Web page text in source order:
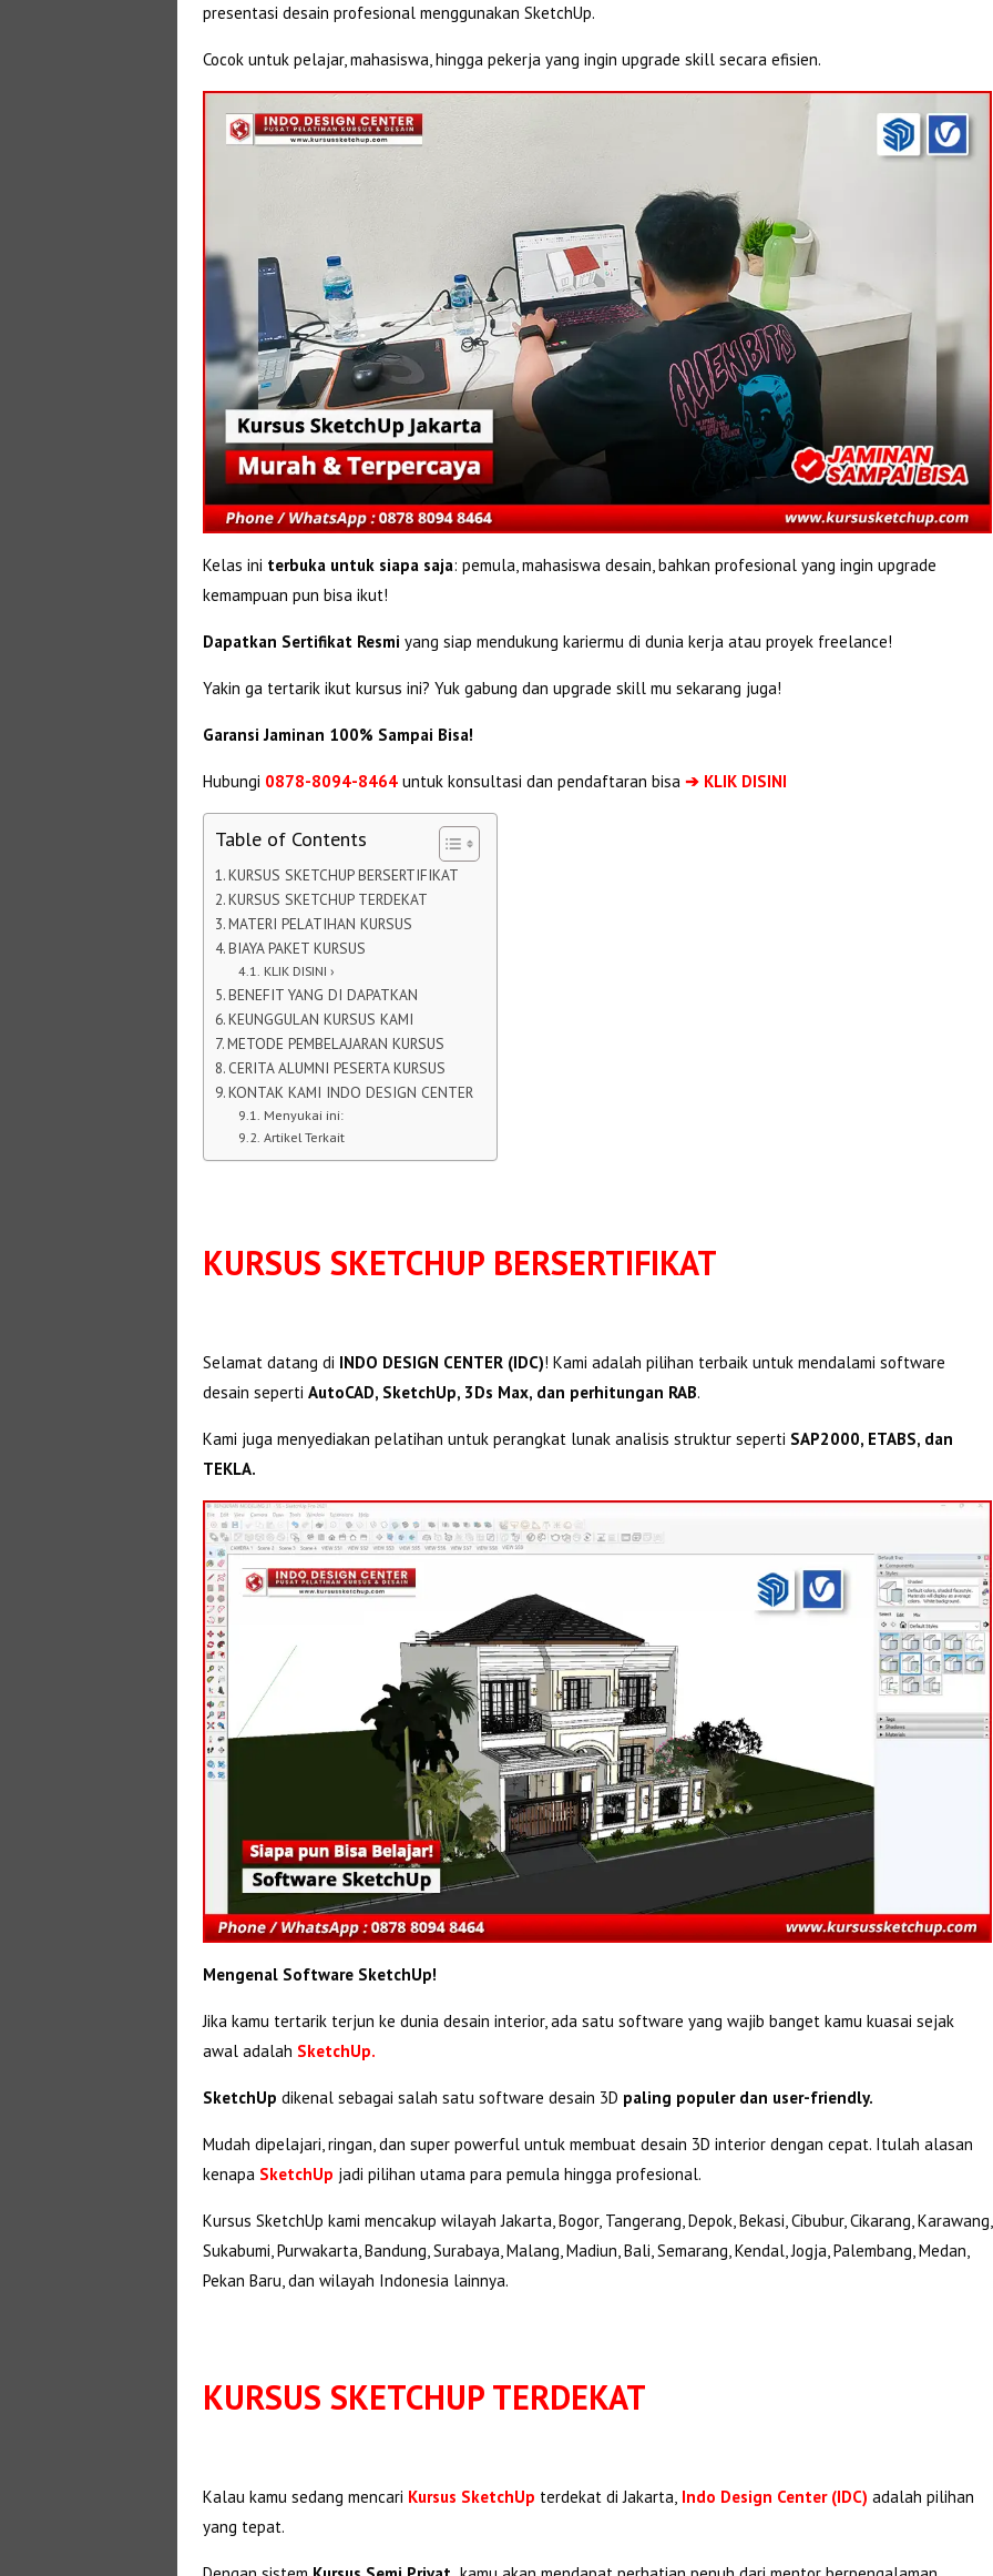
presentasi desain profesional menggunakan SketchUp.
Cocok untuk pelajar, mahasiswa, hingga pekerja yang ingin upgrade skill secara efisien.
Kelas ini terbuka untuk siapa saja: pemula, mahasiswa desain, bahkan profesional yang ingin upgrade
kemampuan pun bisa ikut!
Dapatkan Sertifikat Resmi yang siap mendukung kariermu di dunia kerja atau proyek freelance!
Yakin ga tertarik ikut kursus ini? Yuk gabung dan upgrade skill mu sekarang juga!
Garansi Jaminan 100% Sampai Bisa!
Hubungi 0878-8094-8464untuk konsultasi dan pendaftaran bisa ➔ KLIK DISINI
Table of Contents
KURSUS SKETCHUP BERSERTIFIKAT
KURSUS SKETCHUP TERDEKAT
MATERI PELATIHAN KURSUS
BIAYA PAKET KURSUS
KLIK DISINI ›
BENEFIT YANG DI DAPATKAN
KEUNGGULAN KURSUS KAMI
METODE PEMBELAJARAN KURSUS
CERITA ALUMNI PESERTA KURSUS
KONTAK KAMI INDO DESIGN CENTER
Menyukai ini:
Artikel Terkait
KURSUS SKETCHUP BERSERTIFIKAT
Selamat datang di INDO DESIGN CENTER (IDC)! Kami adalah pilihan terbaik untuk mendalami software
desain seperti AutoCAD, SketchUp, 3Ds Max, dan perhitungan RAB.
Kami juga menyediakan pelatihan untuk perangkat lunak analisis struktur seperti SAP2000, ETABS, dan
TEKLA.
Mengenal Software SketchUp!
Jika kamu tertarik terjun ke dunia desain interior, ada satu software yang wajib banget kamu kuasai sejak
awal adalah SketchUp.
SketchUp dikenal sebagai salah satu software desain 3D paling populer dan user-friendly.
Mudah dipelajari, ringan, dan super powerful untuk membuat desain 3D interior dengan cepat. Itulah alasan
kenapa SketchUp jadi pilihan utama para pemula hingga profesional.
Kursus SketchUp kami mencakup wilayah Jakarta, Bogor, Tangerang, Depok, Bekasi, Cibubur, Cikarang, Karawang,
Sukabumi, Purwakarta, Bandung, Surabaya, Malang, Madiun, Bali, Semarang, Kendal, Jogja, Palembang, Medan,
Pekan Baru, dan wilayah Indonesia lainnya.
KURSUS SKETCHUP TERDEKAT
Kalau kamu sedang mencari Kursus SketchUp terdekat di Jakarta, Indo Design Center (IDC) adalah pilihan
yang tepat.